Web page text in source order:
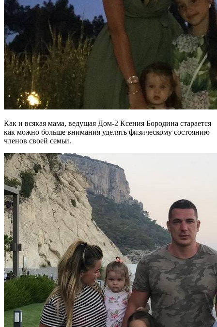
Как и всякая мама, ведущая Дом-2 Ксения Бородина старается
как можно больше внимания уделять физическому состоянию
членов своей семьи.